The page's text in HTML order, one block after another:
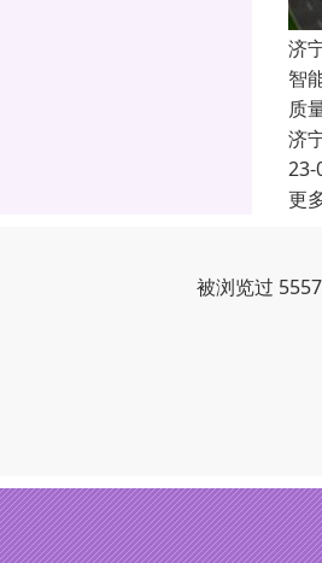
济
智
质
济
23-
更
被浏览过